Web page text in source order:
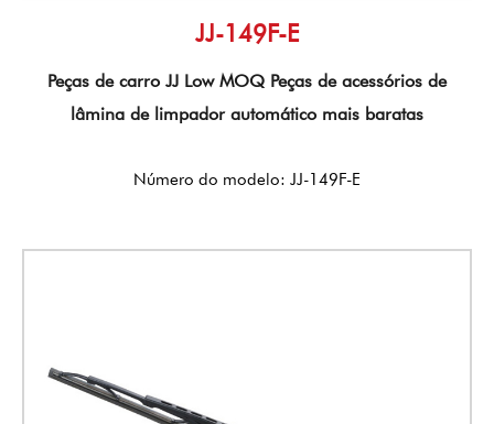
JJ-149F-E
Peças de carro JJ Low MOQ Peças de acessórios de
lâmina de limpador automático mais baratas
Número do modelo: JJ-149F-E